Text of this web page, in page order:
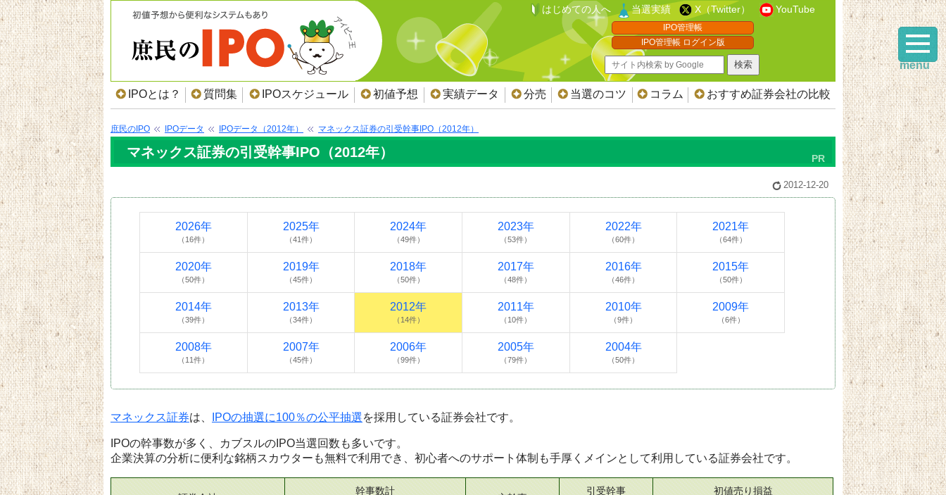
はじめての人へ 当選実績 X（Twitter） YouTube
IPO管理帳
IPO管理帳 ログイン版
IPOとは？ 質問集 IPOスケジュール 初値予想 実績データ 分売 当選のコツ コラム おすすめ証券会社の比較
庶民のIPO IPOデータ IPOデータ（2012年） マネックス証券の引受幹事IPO（2012年）
マネックス証券の引受幹事IPO（2012年）
2012-12-20
2026年
（16件）
2025年
（41件）
2024年
（49件）
2023年
（53件）
2022年
（60件）
2021年
（64件）
2020年
（50件）
2019年
（45件）
2018年
（50件）
2017年
（48件）
2016年
（46件）
2015年
（50件）
2014年
（39件）
2013年
（34件）
2012年
（14件）
2011年
（10件）
2010年
（9件）
2009年
（6件）
2008年
（11件）
2007年
（45件）
2006年
（99件）
2005年
（79件）
2004年
（50件）
マネックス証券は、 IPOの抽選に100％の公平抽選を採用している証券会社です。
IPOの幹事数が多く、カブスルのIPO当選回数も多いです。
企業決算の分析に便利な銘柄スカウターも無料で利用でき、初心者へのサポート体制も手厚くメインとして利用している証券会社です。
幹事数計
引受幹事
初値売り損益
menu